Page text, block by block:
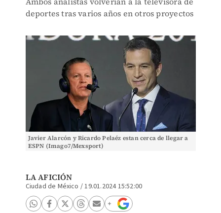
deportes tras varios años en otros proyectos
Javier Alarcón y Ricardo Pelaéz estan cerca de llegar a
ESPN (Imago7/Mexsport)
LA AFICIÓN
Ciudad de México /19.01.2024 15:52:00